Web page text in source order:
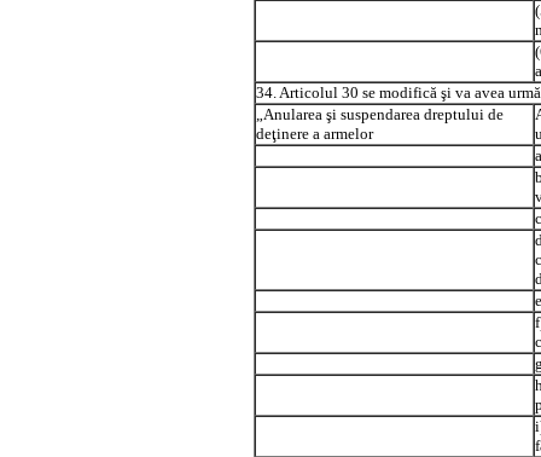
34. Articolul 30 se modifică şi va avea
„Anularea şi suspendarea dreptului de
deţinere a armelor